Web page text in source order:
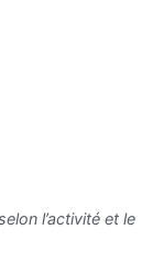
l’activité et le